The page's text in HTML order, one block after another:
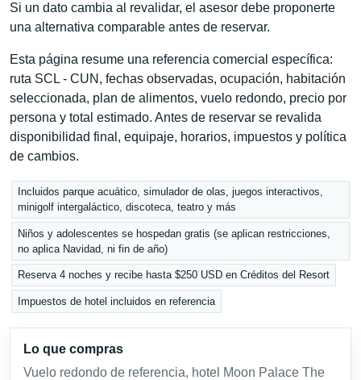
Si un dato cambia al revalidar, el asesor debe proponerte
una alternativa comparable antes de reservar.
Esta página resume una referencia comercial específica:
ruta SCL - CUN, fechas observadas, ocupación, habitación
seleccionada, plan de alimentos, vuelo redondo, precio por
persona y total estimado. Antes de reservar se revalida
disponibilidad final, equipaje, horarios, impuestos y política
de cambios.
Incluidos parque acuático, simulador de olas, juegos interactivos,
minigolf intergaláctico, discoteca, teatro y más
Niños y adolescentes se hospedan gratis (se aplican restricciones,
no aplica Navidad, ni fin de año)
Reserva 4 noches y recibe hasta $250 USD en Créditos del Resort
Impuestos de hotel incluidos en referencia
Lo que compras
Vuelo redondo de referencia, hotel Moon Palace The